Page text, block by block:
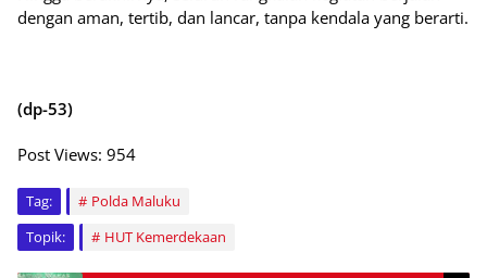
dengan aman, tertib, dan lancar, tanpa kendala yang berarti.
(dp-53)
Post Views: 954
Tag:
Polda Maluku
Topik:
HUT Kemerdekaan